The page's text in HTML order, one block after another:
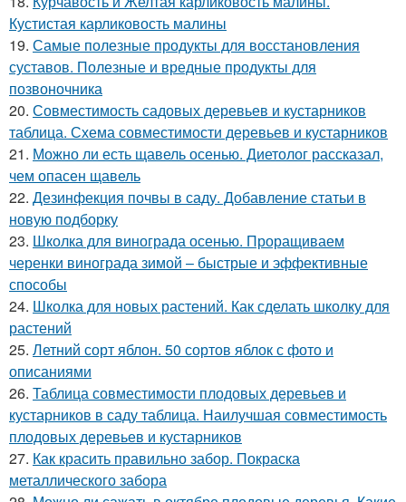
Кустистая карликовость малины
19. Самые полезные продукты для восстановления
суставов. Полезные и вредные продукты для
позвоночника
20. Совместимость садовых деревьев и кустарников
таблица. Схема совместимости деревьев и кустарников
21. Можно ли есть щавель осенью. Диетолог рассказал,
чем опасен щавель
22. Дезинфекция почвы в саду. Добавление статьи в
новую подборку
23. Школка для винограда осенью. Проращиваем
черенки винограда зимой – быстрые и эффективные
способы
24. Школка для новых растений. Как сделать школку для
растений
25. Летний сорт яблон. 50 сортов яблок с фото и
описаниями
26. Таблица совместимости плодовых деревьев и
кустарников в саду таблица. Наилучшая совместимость
плодовых деревьев и кустарников
27. Как красить правильно забор. Покраска
металлического забора